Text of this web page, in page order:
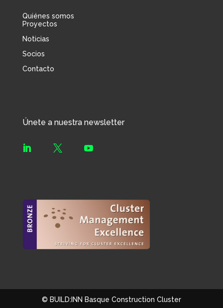
Quiénes somos
Proyectos
Noticias
Socios
Contacto
Únete a nuestra newsletter
  
© BUILD:INN Basque Construction Cluster